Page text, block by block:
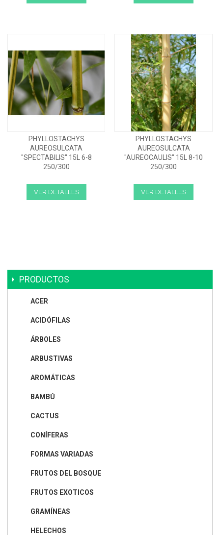
PHYLLOSTACHYS
AUREOSULCATA
"SPECTABILIS" 15L 6-8
250/300
VER DETALLES
PHYLLOSTACHYS
AUREOSULCATA
"AUREOCAULIS" 15L 8-10
250/300
VER DETALLES
PRODUCTOS
ACER
ACIDÓFILAS
ÁRBOLES
ARBUSTIVAS
AROMÁTICAS
BAMBÚ
CACTUS
CONÍFERAS
FORMAS VARIADAS
FRUTOS DEL BOSQUE
FRUTOS EXOTICOS
GRAMÍNEAS
HELECHOS